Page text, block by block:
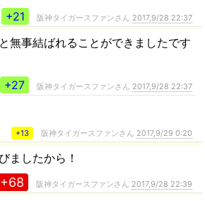
+21
阪神タイガースファンさん 2017,9/28 22:37
無事結ばれることができましたです
+27
阪神タイガースファンさん 2017,9/28 22:37
+13 阪神タイガースファンさん 2017,9/29 0:20
ましたから！
+68 阪神タイガースファンさん 2017,9/28 22:39